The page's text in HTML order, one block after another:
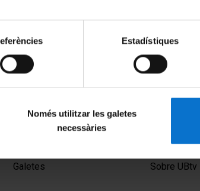
Estadístiques
Només utilitzar les galetes
necessàries
Galetes
PEU 2
Sobre UBtv